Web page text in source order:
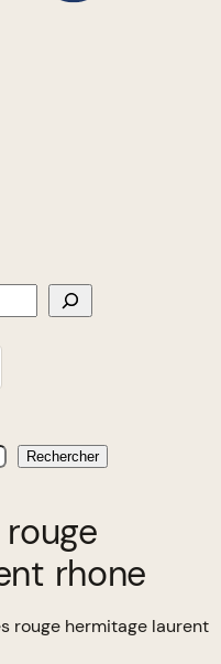
Rechercher
rhone
rouge hermitage laurent